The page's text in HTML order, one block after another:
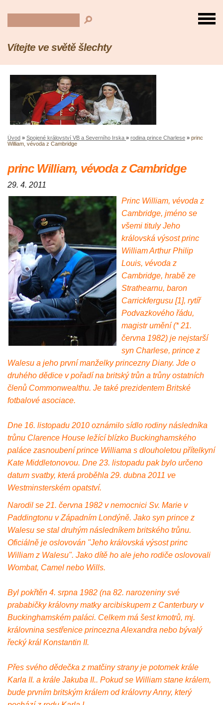
Vítejte ve světě šlechty
Úvod » Spojené království VB a Severního Irska » rodina prince Charlese » princ
William, vévoda z Cambridge
princ William, vévoda z Cambridge
29. 4. 2011
Princ William, vévoda z
Cambridge, jméno se
všemi tituly Jeho
královská výsost princ
William Arthur Philip
Louis, vévoda z
Cambridge, hrabě ze
Strathearnu, baron
Carrickfergusu [1], rytíř
Podvazkového řádu,
magistr umění (* 21.
června 1982) je nejstarší
syn Charlese, prince z
Walesu a jeho první manželky princezny Diany. Jde o
druhého dědice v pořadí na britský trůn a trůny ostatních
členů Commonwealthu. Je také prezidentem Britské
fotbalové asociace.
Dne 16. listopadu 2010 oznámilo sídlo rodiny následníka
trůnu Clarence House ležící blízko Buckinghamského
paláce zasnoubení prince Williama s dlouholetou přítelkyní
Kate Middletonovou. Dne 23. listopadu pak bylo určeno
datum svatby, která proběhla 29. dubna 2011 ve
Westminsterském opatství.
Narodil se 21. června 1982 v nemocnici Sv. Marie v
Paddingtonu v Západním Londýně. Jako syn prince z
Walesu se stal druhým následníkem britského trůnu.
Oficiálně je oslovován "Jeho královská výsost princ
William z Walesu". Jako dítě ho ale jeho rodiče oslovovali
Wombat, Camel nebo Wills.
Byl pokřtěn 4. srpna 1982 (na 82. narozeniny své
prababičky královny matky arcibiskupem z Canterbury v
Buckinghamském paláci. Celkem má šest kmotrů, mj.
královnina sestřenice princezna Alexandra nebo bývalý
řecký král Konstantin II.
Přes svého dědečka z matčiny strany je potomek krále
Karla II. a krále Jakuba II.. Pokud se William stane králem,
bude prvním britským králem od královny Anny, který